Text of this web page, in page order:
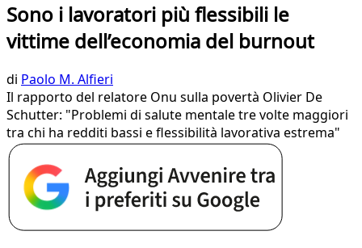
Sono i lavoratori più flessibili le
vittime dell’economia del burnout
di Paolo M. Alfieri
Il rapporto del relatore Onu sulla povertà Olivier De
Schutter: "Problemi di salute mentale tre volte maggiori
tra chi ha redditi bassi e flessibilità lavorativa estrema"